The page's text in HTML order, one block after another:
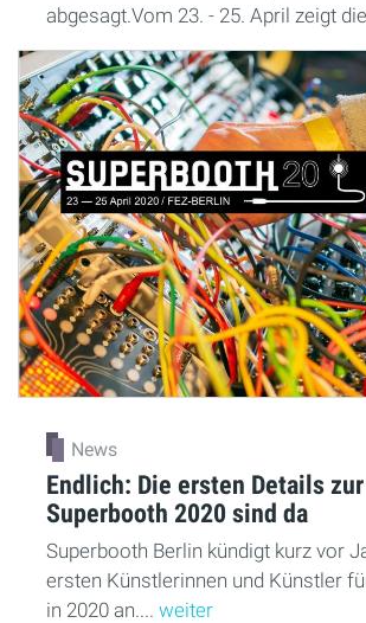
abgesagt.Vom 23. - 25. April zeigt
News
Endlich: Die ersten Details zur
Superbooth 2020 sind da
Superbooth Berlin kündigt kurz vor
ersten Künstlerinnen und Künstler
in 2020 an.... weiter